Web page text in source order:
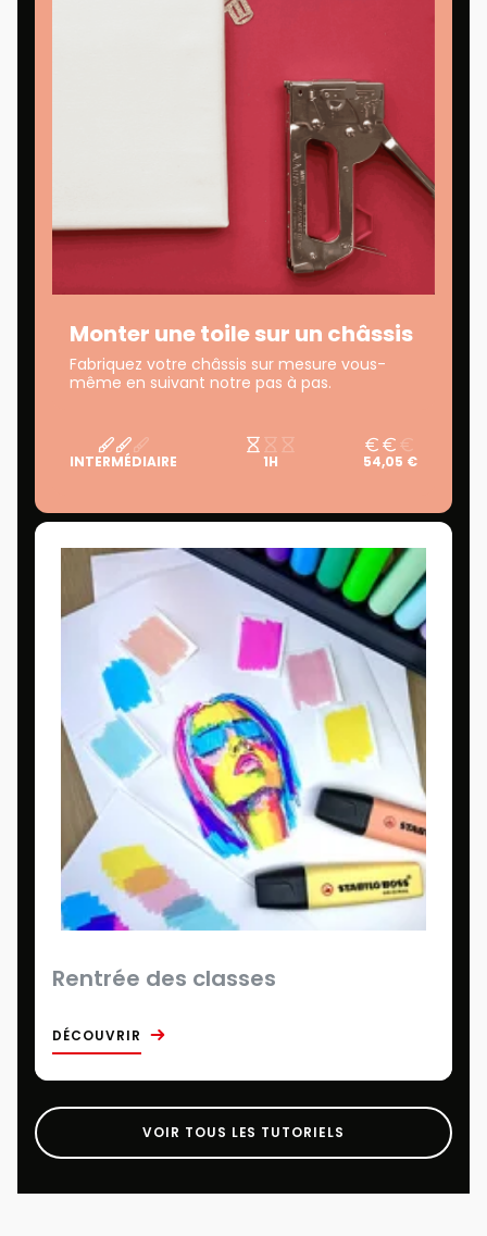
Monter une toile sur un châssis
Fabriquez votre châssis sur mesure vous-
même en suivant notre pas à pas.
INTERMÉDIAIRE 1H 54,05 €
Rentrée des classes
DÉCOUVRIR
VOIR TOUS LES TUTORIELS